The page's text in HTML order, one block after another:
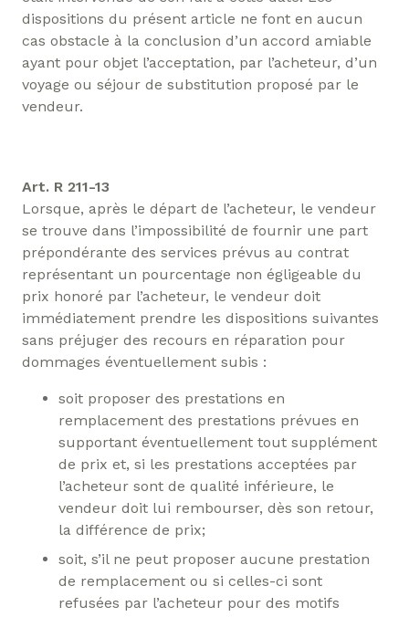
dispositions du présent article ne font en aucun
cas obstacle à la conclusion d’un accord amiable
ayant pour objet l’acceptation, par l’acheteur, d’un
voyage ou séjour de substitution proposé par le
vendeur.
Art. R 211-13
Lorsque, après le départ de l’acheteur, le vendeur
se trouve dans l’impossibilité de fournir une part
prépondérante des services prévus au contrat
représentant un pourcentage non égligeable du
prix honoré par l’acheteur, le vendeur doit
immédiatement prendre les dispositions suivantes
sans préjuger des recours en réparation pour
dommages éventuellement subis :
soit proposer des prestations en
remplacement des prestations prévues en
supportant éventuellement tout supplément
de prix et, si les prestations acceptées par
l’acheteur sont de qualité inférieure, le
vendeur doit lui rembourser, dès son retour,
la différence de prix;
soit, s’il ne peut proposer aucune prestation
de remplacement ou si celles-ci sont
refusées par l’acheteur pour des motifs